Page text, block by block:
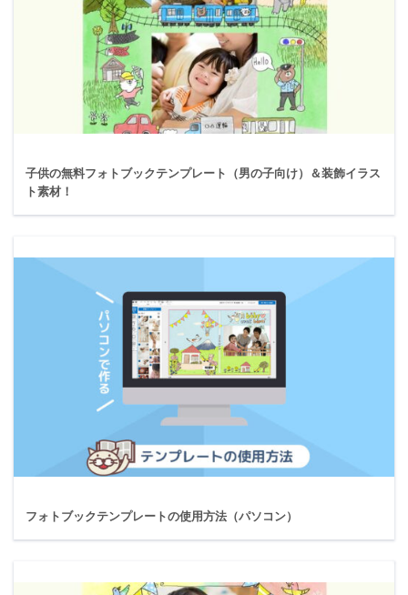
子供の無料フォトブックテンプレート（男の子向け）＆装飾イラス
ト素材！
フォトブックテンプレートの使用方法（パソコン）